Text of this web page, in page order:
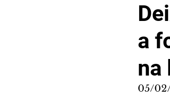
a
na
05/